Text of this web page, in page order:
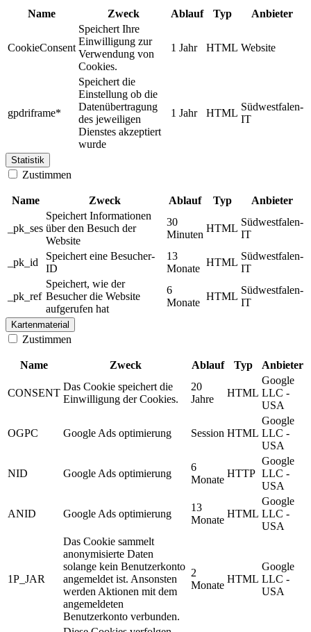
Name Zweck Ablauf Typ Anbieter
CookieConsent
Speichert Ihre
Einwilligung zur
Verwendung von
Cookies.
1 Jahr HTML Website
gpdriframe*
Speichert die
Einstellung ob die
Datenübertragung
des jeweiligen
Dienstes akzeptiert
wurde
1 Jahr HTML
Südwestfalen-
IT
Statistik
Zustimmen
Name Zweck Ablauf Typ Anbieter
_pk_ses
Speichert Informationen
über den Besuch der
Website
30
Minuten
HTML
Südwestfalen-
IT
_pk_id
Speichert eine Besucher-
ID
13
Monate
HTML
Südwestfalen-
IT
_pk_ref
Speichert, wie der
Besucher die Website
aufgerufen hat
6
Monate
HTML
Südwestfalen-
IT
Kartenmaterial
Zustimmen
Name Zweck Ablauf Typ Anbieter
CONSENT
Das Cookie speichert die
Einwilligung der Cookies.
20
Jahre
HTML
Google
LLC -
USA
OGPC Google Ads optimierung Session HTML
Google
LLC -
USA
NID Google Ads optimierung
6
Monate
HTTP
Google
LLC -
USA
ANID Google Ads optimierung
13
Monate
HTML
Google
LLC -
USA
1P_JAR
Das Cookie sammelt
anonymisierte Daten
solange kein Benutzerkonto
angemeldet ist. Ansonsten
werden Aktionen mit dem
angemeldeten
Benutzerkonto verbunden.
2
Monate
HTML
Google
LLC -
USA